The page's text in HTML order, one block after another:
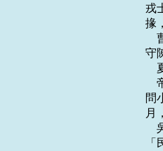
戎
掾
守
問
月